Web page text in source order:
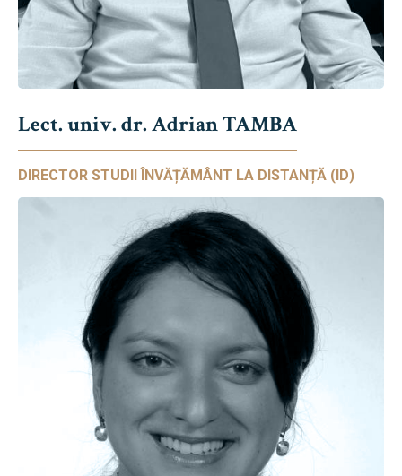
Lect. univ. dr. Adrian TAMBA
DIRECTOR STUDII ÎNVĂȚĂMÂNT LA DISTANȚĂ (ID)